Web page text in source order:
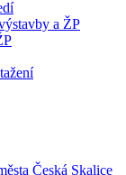
a ŽP
Česká Skalice